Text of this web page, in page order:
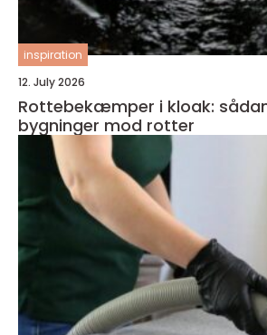
inspiration
12. July 2026
Rottebekæmper i kloak:
bygninger mod rotter